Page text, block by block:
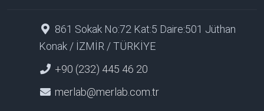
861 Sokak No:72 Kat:5 Daire:501 Jüthan
Konak / İZMİR / TÜRKİYE
+90 (232) 445 46 20
merlab@merlab.com.tr